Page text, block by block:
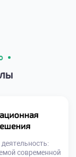
современной